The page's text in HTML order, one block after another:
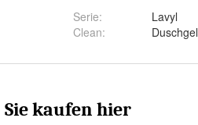
Serie:
Lavyl
Clean: Duschgel